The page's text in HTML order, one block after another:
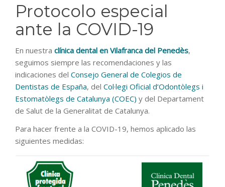
Protocolo especial
ante la COVID-19
En nuestra clínica dental en Vilafranca del Penedès,
seguimos siempre las recomendaciones y las
indicaciones del Consejo General de Colegios de
Dentistas de España, del Col·legi Oficial d’Odontòlegs i
Estomatòlegs de Catalunya (COEC) y del Departament
de Salut de la Generalitat de Catalunya.
Para hacer frente a la COVID-19, hemos aplicado las
siguientes medidas: